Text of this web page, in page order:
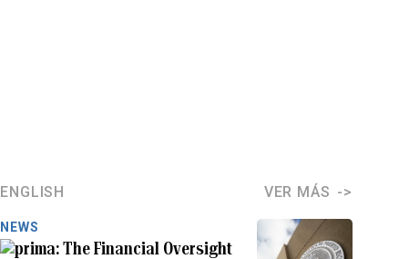
ENGLISH VER MÁS
NEWS
The Financial Oversight